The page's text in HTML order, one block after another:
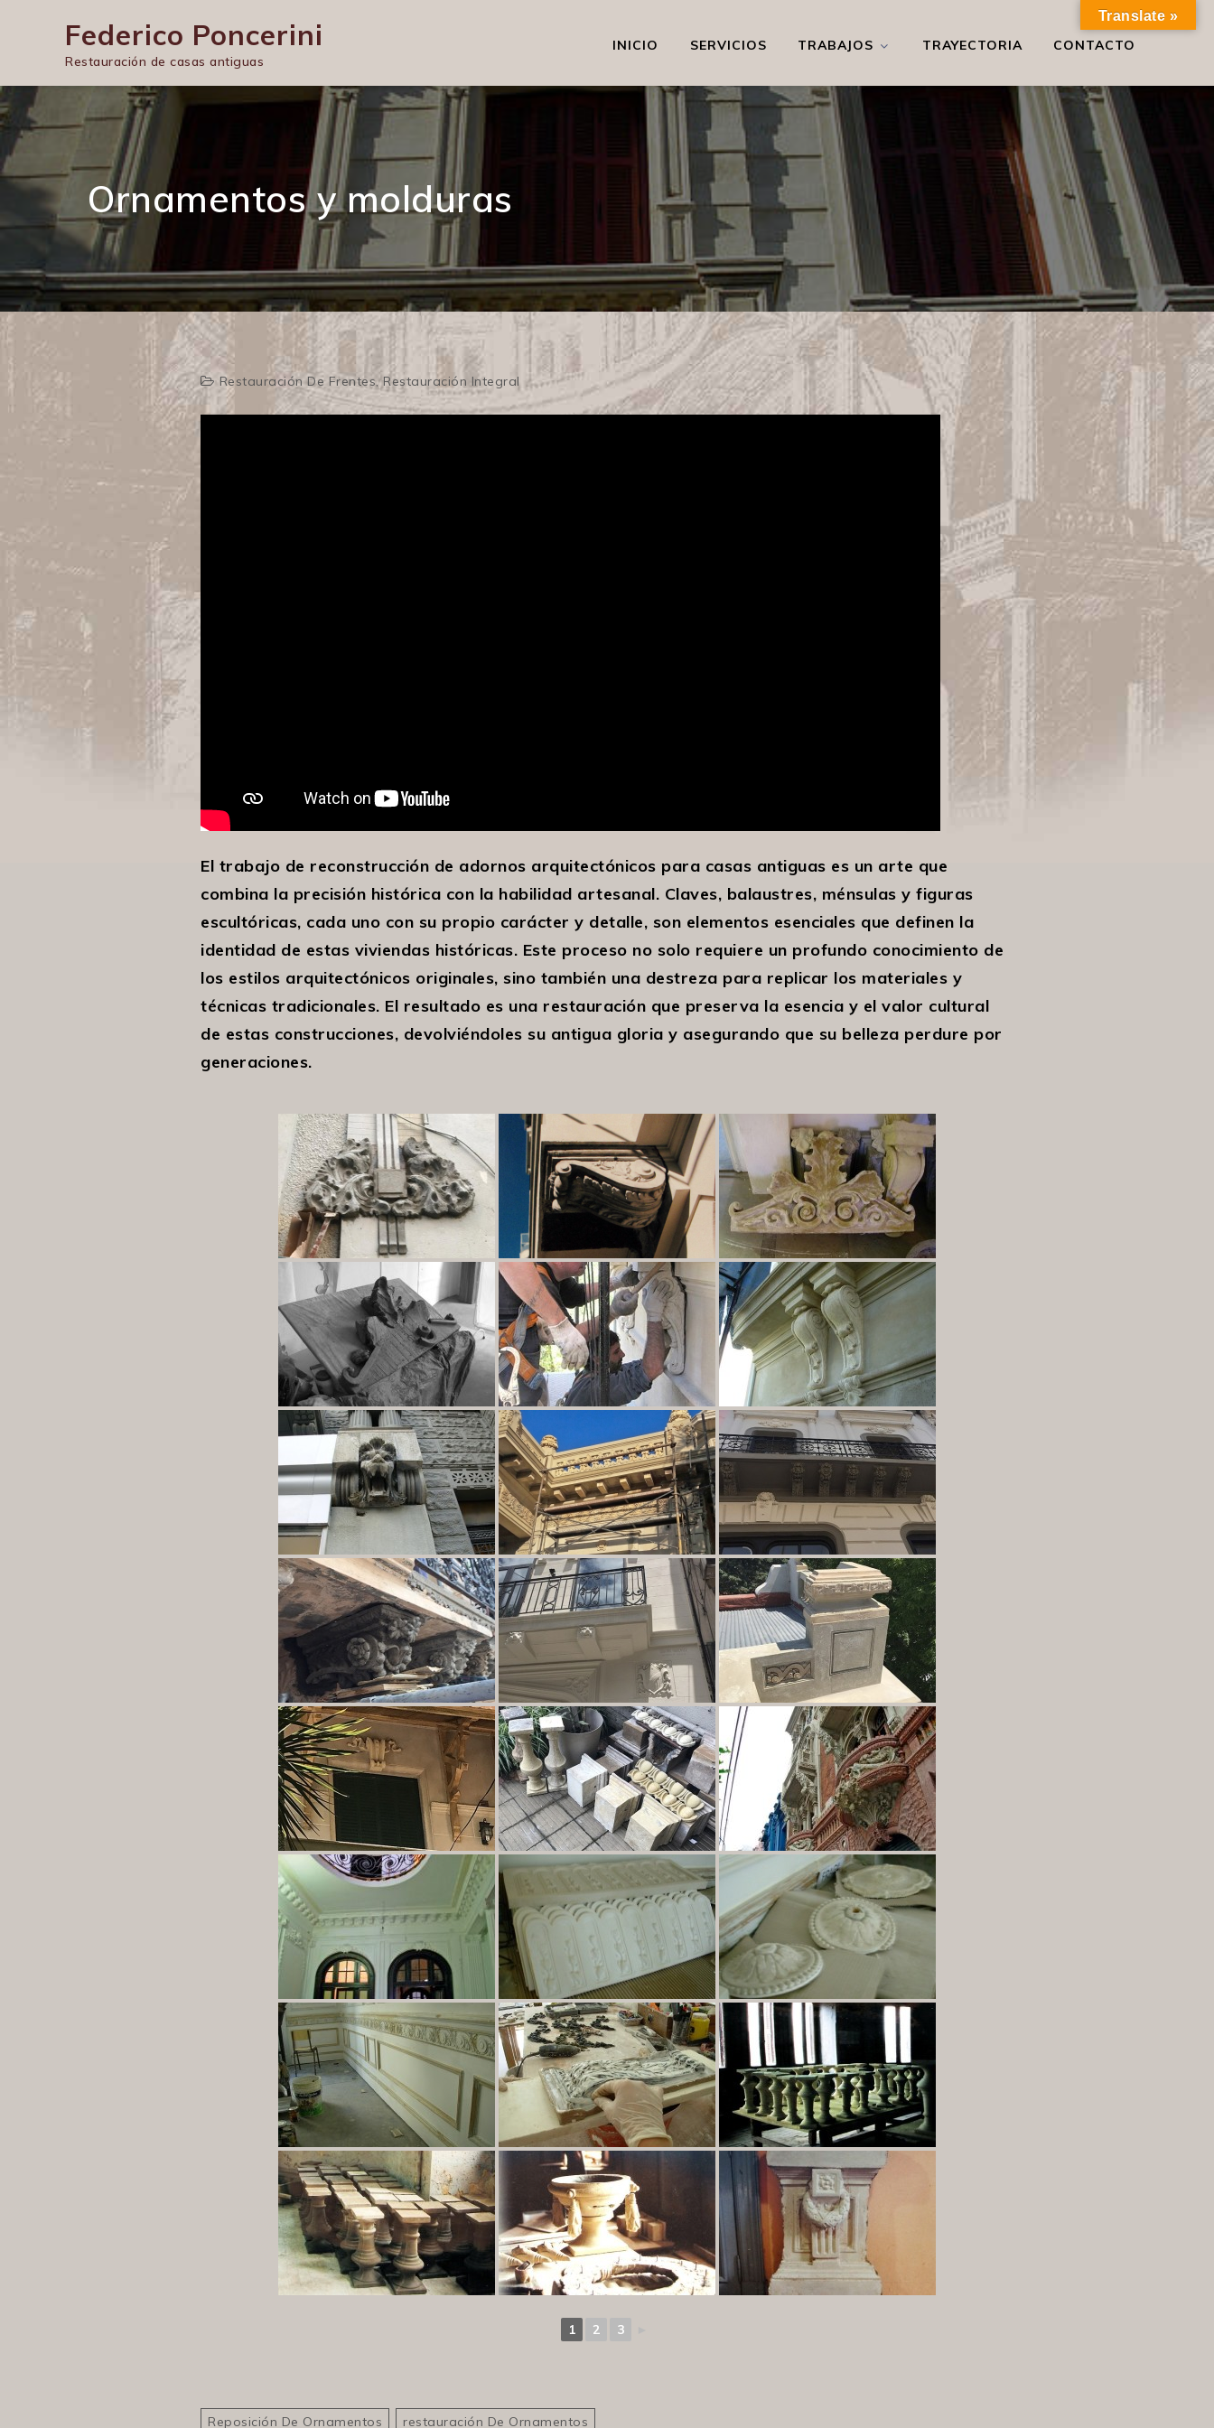
Federico Poncerini
Restauración de casas antiguas
INICIO SERVICIOS TRABAJOS TRAYECTORIA CONTACTO
Ornamentos y molduras
Restauración De Frentes,Restauración Integral
El trabajo de reconstrucción de adornos arquitectónicos para casas antiguas es un arte que
combina la precisión histórica con la habilidad artesanal. Claves, balaustres, ménsulas y figuras
escultóricas, cada uno con su propio carácter y detalle, son elementos esenciales que definen la
identidad de estas viviendas históricas. Este proceso no solo requiere un profundo conocimiento de
los estilos arquitectónicos originales, sino también una destreza para replicar los materiales y
técnicas tradicionales. El resultado es una restauración que preserva la esencia y el valor cultural
de estas construcciones, devolviéndoles su antigua gloria y asegurando que su belleza perdure por
generaciones.
1 2 3
Reposición De Ornamentos Restauración De Ornamentos
Translate »